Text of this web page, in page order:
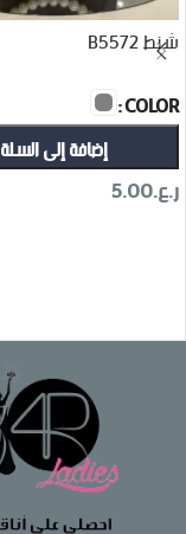
شنط B5572
COLOR
إضافة إلى السلة
ر.ع.5.00